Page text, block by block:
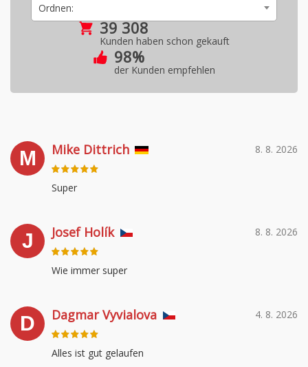
Ordnen:
39 308
Kunden haben schon gekauft
98%
der Kunden empfehlen
M 8. 8. 2026
Mike Dittrich
Super
J 8. 8. 2026
Josef Holík
Wie immer super
D 4. 8. 2026
Dagmar Vyvialova
Alles ist gut gelaufen